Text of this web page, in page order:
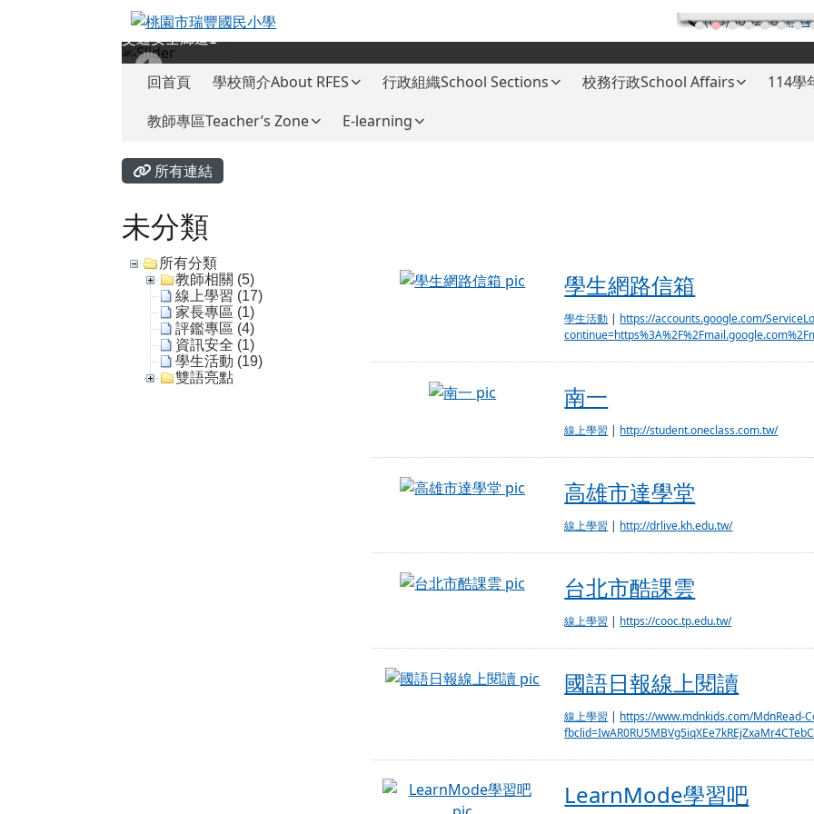
桃園市瑞豐國民小學 (03)3682787(分
交通安全廊道1
回首頁 學校簡介About RFES 行政組織School Sections 校務行政School Affairs
114學
教師專區Teacher’s Zone
E-learning
主內容區域
所有連結
未分類
所有分類
教師相關 (5)
線上學習 (17)
家長專區 (1)
評鑑專區 (4)
資訊安全 (1)
學生活動 (19)
雙語亮點
學生網路信箱
學生網路信箱
學生活動 | https://accounts.google.com/
南一
線上學習 | http://student.oneclass.com.tw/
高雄市達學堂
高雄市達學堂
線上學習 | http://drlive.kh.edu.tw/
台北市酷課雲
台北市酷課雲
線上學習 | https://cooc.tp.edu.tw/
國語日報線上閱讀
國語日報線上閱讀
線上學習 | https://www.mdnkids.com/MdnRead-
LearnMode學習吧
LearnMode學習吧